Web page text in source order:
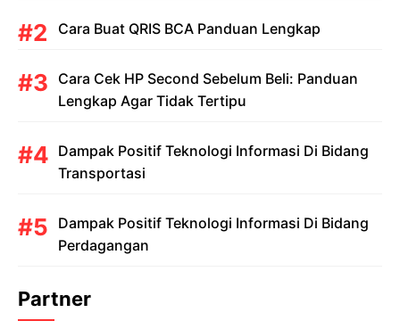
Cara Buat QRIS BCA Panduan Lengkap
Cara Cek HP Second Sebelum Beli: Panduan
Lengkap Agar Tidak Tertipu
Dampak Positif Teknologi Informasi Di Bidang
Transportasi
Dampak Positif Teknologi Informasi Di Bidang
Perdagangan
Partner